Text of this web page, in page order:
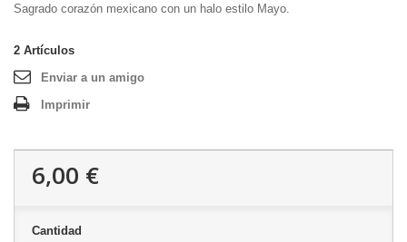
Sagrado corazón mexicano con un halo estilo Mayo.
2 Artículos
Enviar a un amigo
Imprimir
6,00 €
Cantidad